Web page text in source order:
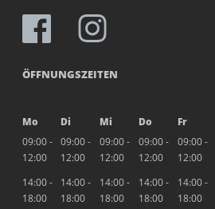
ÖFFNUNGSZEITEN
Mo Di Mi Do Fr
09:00 -
12:00
09:00 -
12:00
09:00 -
12:00
09:00 -
12:00
09:00 -
12:00
14:00 -
18:00
14:00 -
18:00
14:00 -
18:00
14:00 -
18:00
14:00 -
18:00